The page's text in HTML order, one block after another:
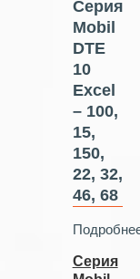
Серия
Mobil
DTE
10
Excel
– 100,
15,
150,
22, 32,
46, 68
Серия